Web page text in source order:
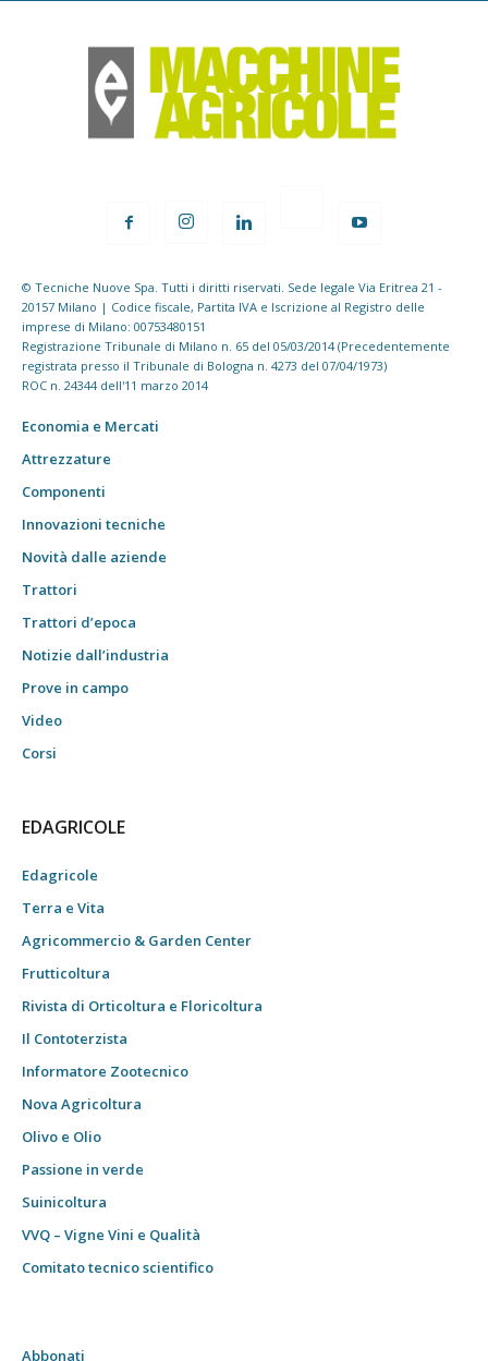
© Tecniche Nuove Spa. Tutti i diritti riservati. Sede legale Via Eritrea 21 -
20157 Milano | Codice fiscale, Partita IVA e Iscrizione al Registro delle
imprese di Milano: 00753480151
Registrazione Tribunale di Milano n. 65 del 05/03/2014 (Precedentemente
registrata presso il Tribunale di Bologna n. 4273 del 07/04/1973)
ROC n. 24344 dell'11 marzo 2014
Economia e Mercati
Attrezzature
Componenti
Innovazioni tecniche
Novità dalle aziende
Trattori
Trattori d’epoca
Notizie dall’industria
Prove in campo
Video
Corsi
EDAGRICOLE
Edagricole
Terra e Vita
Agricommercio & Garden Center
Frutticoltura
Rivista di Orticoltura e Floricoltura
Il Contoterzista
Informatore Zootecnico
Nova Agricoltura
Olivo e Olio
Passione in verde
Suinicoltura
VVQ – Vigne Vini e Qualità
Comitato tecnico scientifico
Abbonati